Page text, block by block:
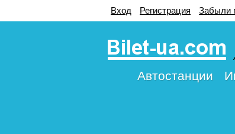
Вход Регистрация Забыли
Автостанции